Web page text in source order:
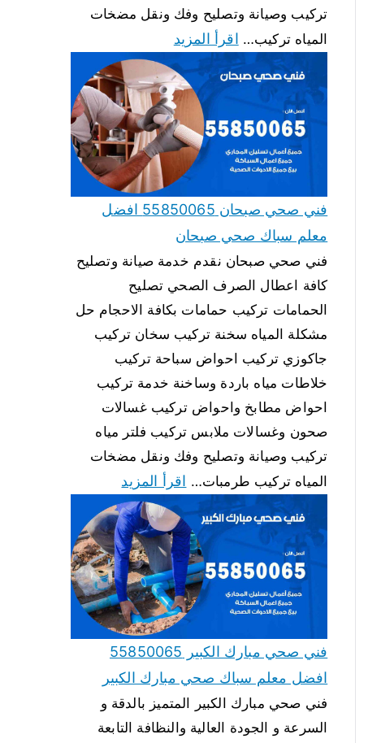
تركيب وصيانة وتصليح وفك ونقل مضخات
المياه تركيب… اقرأ المزيد
فني صحي صبحان 55850065 افضل
معلم سباك صحي صبحان
فني صحي صبحان نقدم خدمة صيانة وتصليح
كافة اعطال الصرف الصحي تصليح
الحمامات تركيب حمامات بكافة الاحجام حل
مشكلة المياه سخنة تركيب سخان تركيب
جاكوزي تركيب احواض سباحة تركيب
خلاطات مياه باردة وساخنة خدمة تركيب
احواض مطابخ واحواض تركيب غسالات
صحون وغسالات ملابس تركيب فلتر مياه
تركيب وصيانة وتصليح وفك ونقل مضخات
المياه تركيب طرمبات… اقرأ المزيد
فني صحي مبارك الكبير 55850065
افضل معلم سباك صحي مبارك الكبير
فني صحي مبارك الكبير المتميز بالدقة و
السرعة و الجودة العالية والنظافة التابعة